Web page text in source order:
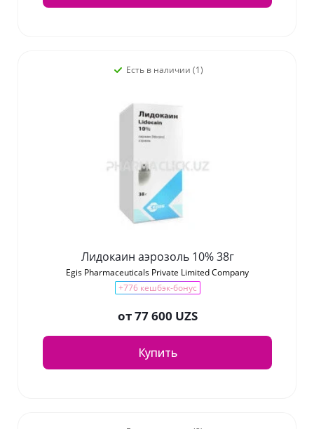
Есть в наличии (1)
Лидокаин аэрозоль 10% 38г
Egis Pharmaceuticals Private Limited Company
+776 кешбэк-бонус
от77 600 UZS
Купить